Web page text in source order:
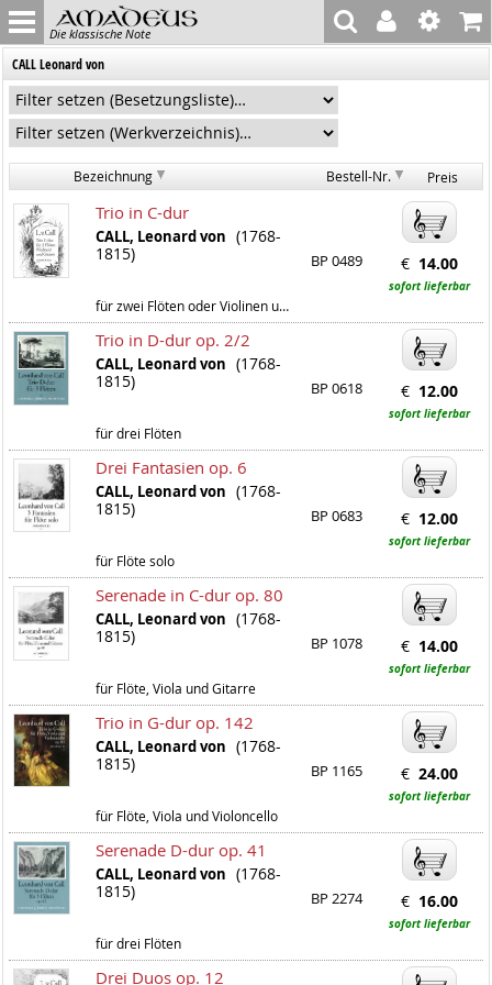
Die klassische Note
CALL Leonard von
Bezeichnung Bestell-Nr. Preis
Trio in C-dur
CALL, Leonard von(1768-
1815)
für zwei Flöten oder Violinen und Gitarre
BP 0489 € 14.00
sofort lieferbar
Trio in D-dur op. 2/2
CALL, Leonard von(1768-
1815)
für drei Flöten
BP 0618 € 12.00
sofort lieferbar
Drei Fantasien op. 6
CALL, Leonard von(1768-
1815)
für Flöte solo
BP 0683 € 12.00
sofort lieferbar
Serenade in C-dur op. 80
CALL, Leonard von(1768-
1815)
für Flöte, Viola und Gitarre
BP 1078 € 14.00
sofort lieferbar
Trio in G-dur op. 142
CALL, Leonard von(1768-
1815)
für Flöte, Viola und Violoncello
BP 1165 € 24.00
sofort lieferbar
Serenade D-dur op. 41
CALL, Leonard von(1768-
1815)
für drei Flöten
BP 2274 € 16.00
sofort lieferbar
Drei Duos op. 12